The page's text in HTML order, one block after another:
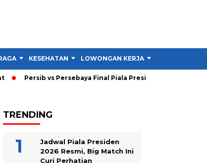
KESEHATAN LOWONGAN KERJA
Persib vs Persebaya Final Piala Presiden 2026: Persib
TRENDING
Jadwal Piala Presiden
2026 Resmi, Big Match Ini
Curi Perhatian